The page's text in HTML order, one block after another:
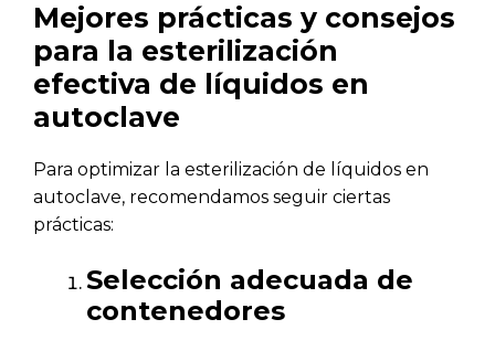
Mejores prácticas y consejos
para la esterilización
efectiva de líquidos en
autoclave
Para optimizar la esterilización de líquidos en
autoclave, recomendamos seguir ciertas
prácticas:
Selección adecuada de
contenedores